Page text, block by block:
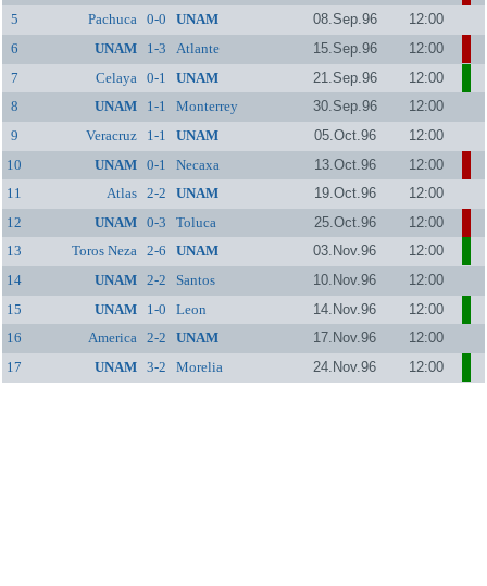
5
Pachuca 0-0 UNAM 08.Sep.96
12:00
6
UNAM 1-3 Atlante 15.Sep.96
12:00
7
Celaya 0-1 UNAM 21.Sep.96
12:00
8
UNAM 1-1 Monterrey 30.Sep.96
12:00
9
Veracruz 1-1 UNAM 05.Oct.96
12:00
10
UNAM 0-1 Necaxa 13.Oct.96
12:00
11
Atlas 2-2 UNAM 19.Oct.96
12:00
12
UNAM 0-3 Toluca 25.Oct.96
12:00
13
Toros Neza 2-6 UNAM 03.Nov.96
12:00
14
UNAM 2-2 Santos 10.Nov.96
12:00
15
UNAM 1-0 Leon 14.Nov.96
12:00
16
America 2-2 UNAM 17.Nov.96
12:00
17
UNAM 3-2 Morelia 24.Nov.96 12:00